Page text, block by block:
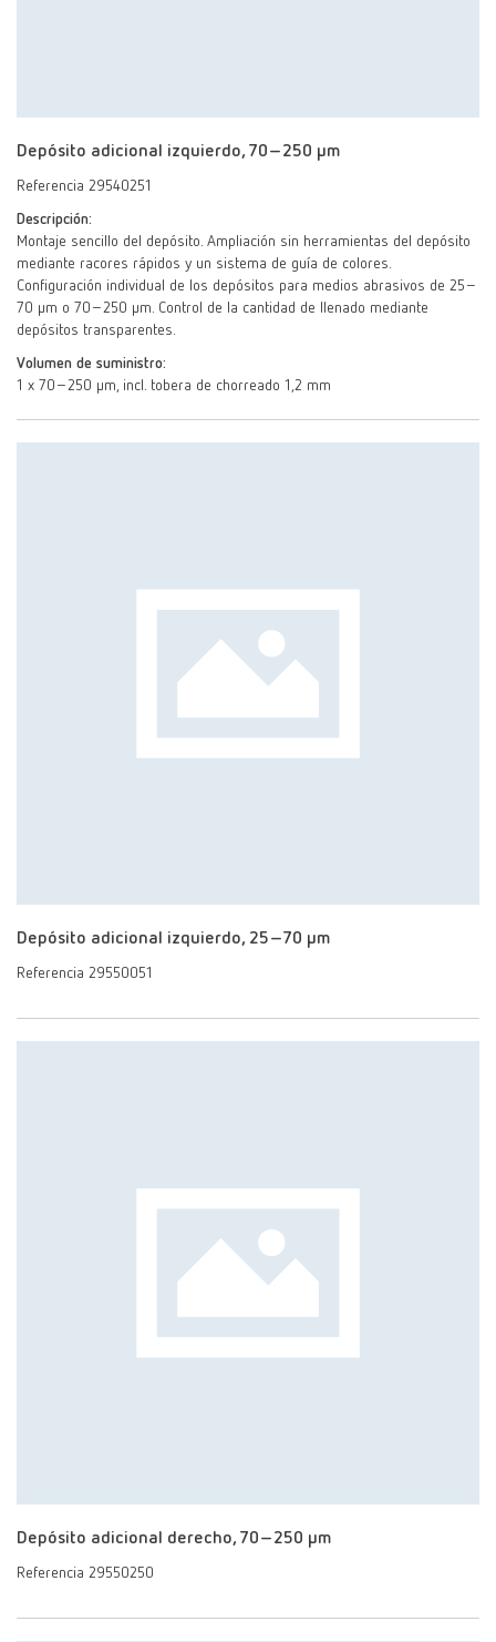
Depósito adicional izquierdo, 70–250 μm
Referencia 29540251
Descripción:
Montaje sencillo del depósito. Ampliación sin herramientas del depósito
mediante racores rápidos y un sistema de guía de colores.
Configuración individual de los depósitos para medios abrasivos de 25–
70 µm o 70–250 µm. Control de la cantidad de llenado mediante
depósitos transparentes.
Volumen de suministro:
1 x 70–250 μm, incl. tobera de chorreado 1,2 mm
Depósito adicional izquierdo, 25–70 μm
Referencia 29550051
Depósito adicional derecho, 70–250 μm
Referencia 29550250